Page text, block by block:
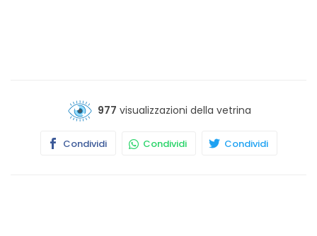
977 visualizzazioni della vetrina
Condividi Condividi Condividi